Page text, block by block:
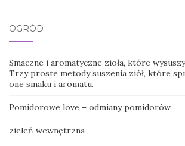
OGRÓD
Smaczne i aromatyczne zioła, które
Trzy proste metody suszenia ziół, które
one smaku i aromatu.
Pomidorowe love – odmiany pomidorów
zieleń wewnętrzna